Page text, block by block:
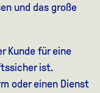
und das große
Kunde für eine
ist.
oder einen Dienst